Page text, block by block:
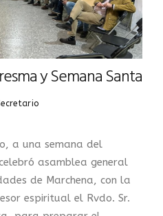
y Semana Santa
a una semana del
asamblea general
de Marchena, con la
espiritual el Rvdo. Sr.